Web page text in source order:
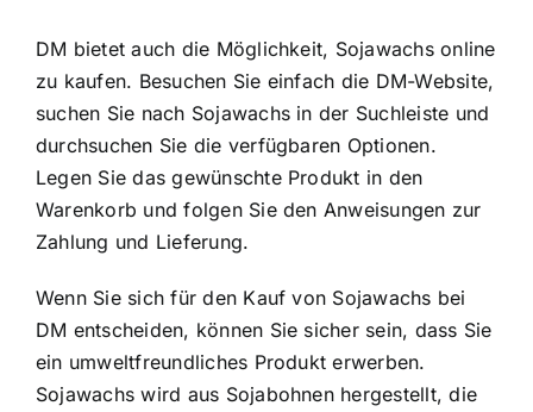
DM bietet auch die Möglichkeit, Sojawachs online
zu kaufen. Besuchen Sie einfach die DM-Website,
suchen Sie nach Sojawachs in der Suchleiste und
durchsuchen Sie die verfügbaren Optionen.
Legen Sie das gewünschte Produkt in den
Warenkorb und folgen Sie den Anweisungen zur
Zahlung und Lieferung.
Wenn Sie sich für den Kauf von Sojawachs bei
DM entscheiden, können Sie sicher sein, dass Sie
ein umweltfreundliches Produkt erwerben.
Sojawachs wird aus Sojabohnen hergestellt, die